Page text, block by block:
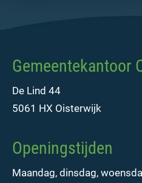
Gemeentekantoor
De Lind 44
5061 HX Oisterwijk
Openingstijden
Maandag, dinsdag,